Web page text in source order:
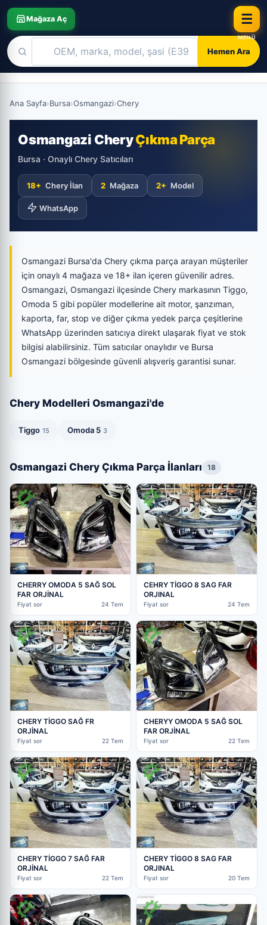
Mağaza Aç
Hemen Ara
☰
Ana Sayfa›Bursa›Osmangazi›Chery
Osmangazi CheryÇıkma Parça
Bursa · Onaylı Chery Satıcıları
18+ Chery İlan 2 Mağaza 2+ Model
WhatsApp
Osmangazi Bursa'da Chery çıkma parça arayan müşteriler
için onaylı 4 mağaza ve 18+ ilan içeren güvenilir adres.
Osmangazi, Osmangazi ilçesinde Chery markasının Tiggo,
Omoda 5 gibi popüler modellerine ait motor, şanzıman,
kaporta, far, stop ve diğer çıkma yedek parça çeşitlerine
WhatsApp üzerinden satıcıya direkt ulaşarak fiyat ve stok
bilgisi alabilirsiniz. Tüm satıcılar onaylıdır ve Bursa
Osmangazi bölgesinde güvenli alışveriş garantisi sunar.
Chery Modelleri Osmangazi'de
Tiggo 15 Omoda 5 3
Osmangazi Chery Çıkma Parça İlanları 18
CHERRY OMODA 5 SAĞ SOL
FAR ORJİNAL
Fiyat sor 24 Tem
CEHRY TİGGO 8 SAG FAR
ORJINAL
Fiyat sor 24 Tem
CHERY TİGGO SAĞ FR
ORJİNAL
Fiyat sor 22 Tem
CHERYY OMODA 5 SAĞ SOL
FAR ORJİNAL
Fiyat sor 22 Tem
CHERY TİGGO 7 SAĞ FAR
ORJİNAL
Fiyat sor 22 Tem
CHERY TİGGO 8 SAG FAR
ORJINAL
Fiyat sor 20 Tem